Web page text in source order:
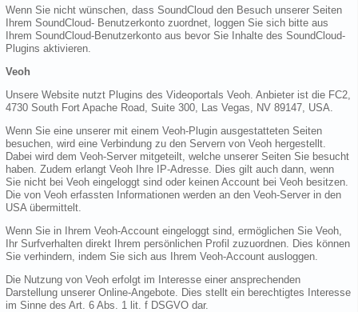
Wenn Sie nicht wünschen, dass SoundCloud den Besuch unserer Seiten
Ihrem SoundCloud- Benutzerkonto zuordnet, loggen Sie sich bitte aus
Ihrem SoundCloud-Benutzerkonto aus bevor Sie Inhalte des SoundCloud-
Plugins aktivieren.
Veoh
Unsere Website nutzt Plugins des Videoportals Veoh. Anbieter ist die FC2,
4730 South Fort Apache Road, Suite 300, Las Vegas, NV 89147, USA.
Wenn Sie eine unserer mit einem Veoh-Plugin ausgestatteten Seiten
besuchen, wird eine Verbindung zu den Servern von Veoh hergestellt.
Dabei wird dem Veoh-Server mitgeteilt, welche unserer Seiten Sie besucht
haben. Zudem erlangt Veoh Ihre IP-Adresse. Dies gilt auch dann, wenn
Sie nicht bei Veoh eingeloggt sind oder keinen Account bei Veoh besitzen.
Die von Veoh erfassten Informationen werden an den Veoh-Server in den
USA übermittelt.
Wenn Sie in Ihrem Veoh-Account eingeloggt sind, ermöglichen Sie Veoh,
Ihr Surfverhalten direkt Ihrem persönlichen Profil zuzuordnen. Dies können
Sie verhindern, indem Sie sich aus Ihrem Veoh-Account ausloggen.
Die Nutzung von Veoh erfolgt im Interesse einer ansprechenden
Darstellung unserer Online-Angebote. Dies stellt ein berechtigtes Interesse
im Sinne des Art. 6 Abs. 1 lit. f DSGVO dar.